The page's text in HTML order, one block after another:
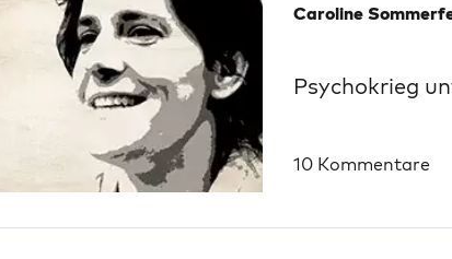
Caroline
Psychokrieg
10 Kommentare